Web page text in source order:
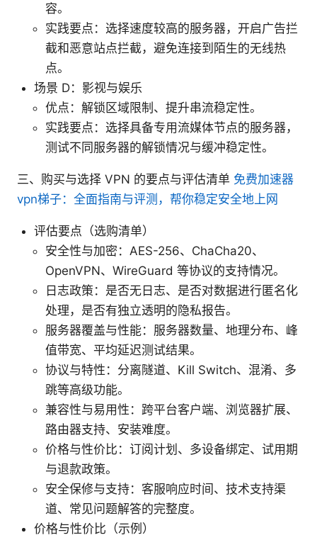
容。
实践要点：选择速度较高的服务器，开启广告拦
截和恶意站点拦截，避免连接到陌生的无线热
点。
场景 D：影视与娱乐
优点：解锁区域限制、提升串流稳定性。
实践要点：选择具备专用流媒体节点的服务器，
测试不同服务器的解锁情况与缓冲稳定性。
三、购买与选择 VPN 的要点与评估清单 免费加速器
vpn梯子：全面指南与评测，帮你稳定安全地上网
评估要点（选购清单）
安全性与加密：AES-256、ChaCha20、
OpenVPN、WireGuard 等协议的支持情况。
日志政策：是否无日志、是否对数据进行匿名化
处理，是否有独立透明的隐私报告。
服务器覆盖与性能：服务器数量、地理分布、峰
值带宽、平均延迟测试结果。
协议与特性：分离隧道、Kill Switch、混淆、多
跳等高级功能。
兼容性与易用性：跨平台客户端、浏览器扩展、
路由器支持、安装难度。
价格与性价比：订阅计划、多设备绑定、试用期
与退款政策。
安全保修与支持：客服响应时间、技术支持渠
道、常见问题解答的完整度。
价格与性价比（示例）